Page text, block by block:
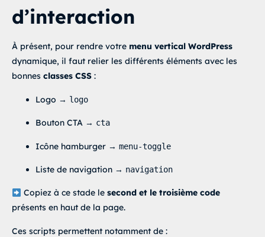
d’interaction
À présent, pour rendre votre menu vertical WordPress
dynamique, il faut relier les différents éléments avec les
bonnes classes CSS :
Logo → logo
Bouton CTA → cta
Icône hamburger → menu-toggle
Liste de navigation → navigation
Copiez à ce stade le second et le troisième code
présents en haut de la page.
Ces scripts permettent notamment de :